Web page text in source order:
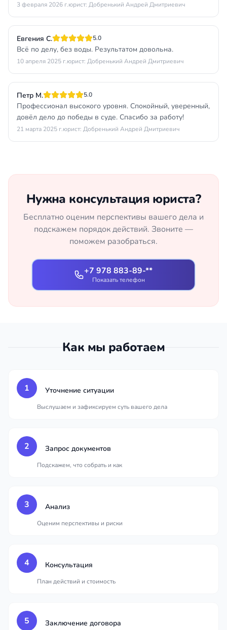
3 февраля 2026 г.юрист: Добренький Андрей Дмитриевич
Евгения С. 5.0
Всё по делу, без воды. Результатом довольна.
10 апреля 2025 г.юрист: Добренький Андрей Дмитриевич
Петр М. 5.0
Профессионал высокого уровня. Спокойный, уверенный,
довёл дело до победы в суде. Спасибо за работу!
21 марта 2025 г.юрист: Добренький Андрей Дмитриевич
Нужна консультация юриста?
Бесплатно оценим перспективы вашего дела и
подскажем порядок действий. Звоните —
поможем разобраться.
+7 978 883-89-**
Показать телефон
Как мы работаем
1 Уточнение ситуации
Выслушаем и зафиксируем суть вашего дела
2 Запрос документов
Подскажем, что собрать и как
3 Анализ
Оценим перспективы и риски
4 Консультация
План действий и стоимость
5 Заключение договора